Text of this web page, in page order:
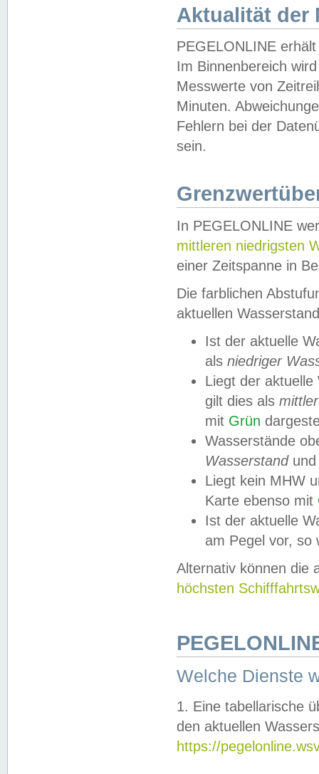
Aktualität der
PEGELONLINE
Im Binnenbereich
Messwerte von
Minuten.
Fehlern bei der
sein.
In PEGELONLINE
mittleren niedrigsten
einer Zeitspanne in
Die farblichen
aktuellen
Ist der aktuelle
als niedriger
Liegt der
gilt dies als
mit Grün
Wasserstände
Wasserstandund
Liegt kein MHW
Karte ebenso mit
Ist der aktuelle
am Pegel vor,
Alternativ können die
höchsten
Welche Dienste
1. Eine tabellarische
den aktuellen
https://